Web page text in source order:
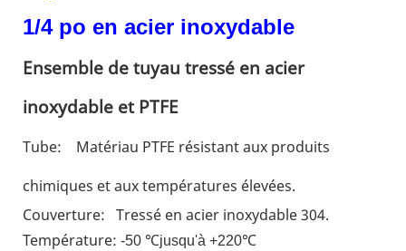
1/4 po en acier inoxydable
Ensemble de tuyau tressé en acier
inoxydable et PTFE
Tube:
Matériau PTFE résistant aux produits
chimiques et aux températures élevées.
Couverture: Tressé en acier inoxydable 304.
Température: -50 ℃jusqu'à +220℃